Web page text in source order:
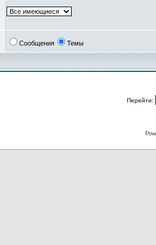
Сообщения Темы
Перейти: